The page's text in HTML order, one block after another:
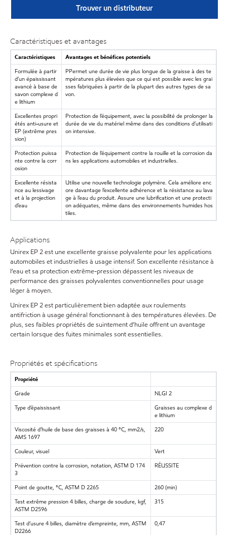
Trouver un distributeur
Caractéristiques et avantages
Caractéristiques
Avantages et bénéfices potentiels
Formulée à partir
d’un épaississant
avancé à base de
savon complexe d
e lithium
PPermet une durée de vie plus longue de la graisse à des te
mpératures plus élevées que ce qui est possible avec les grai
sses fabriquées à partir de la plupart des autres types de sa
von.
Excellentes propri
étés anti-usure et
EP (extrême pres
sion)
Protection de l’équipement, avec la possibilité de prolonger la
durée de vie du matériel même dans des conditions d’utilisati
on intensive.
Protection puissa
nte contre la corr
osion
Protection de l’équipement contre la rouille et la corrosion da
ns les applications automobiles et industrielles.
Excellente résista
nce au lessivage
et à la projection
d’eau
Utilise une nouvelle technologie polymère. Cela améliore enc
ore davantage l’excellente adhérence et la résistance au lava
ge à l’eau du produit. Assure une lubrification et une protecti
on adéquates, même dans des environnements humides hos
tiles.
Applications
Unirex EP 2 est une excellente graisse polyvalente pour les applications
automobiles et industrielles à usage intensif. Son excellente résistance à
l’eau et sa protection extrême-pression dépassent les niveaux de
performance des graisses polyvalentes conventionnelles pour usage
léger à moyen.
Unirex EP 2 est particulièrement bien adaptée aux roulements
antifriction à usage général fonctionnant à des températures élevées. De
plus, ses faibles propriétés de suintement d’huile offrent un avantage
certain lorsque des fuites minimales sont essentielles.
Propriétés et spécifications
Propriété
Grade
NLGI 2
Type d’épaississant
Graisses au complexe d
e lithium
Viscosité d’huile de base des graisses à 40 °C, mm2/s,
AMS 1697
220
Couleur, visuel
Vert
Prévention contre la corrosion, notation, ASTM D 174
3
RÉUSSITE
Point de goutte, °C, ASTM D 2265
260 (min)
Test extrême pression 4 billes, charge de soudure, kgf,
ASTM D2596
315
Test d’usure 4 billes, diamètre d’empreinte, mm, ASTM
D2266
0,47